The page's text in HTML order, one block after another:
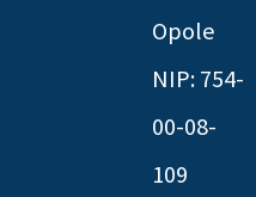
Opole
NIP: 754-
00-08-
109